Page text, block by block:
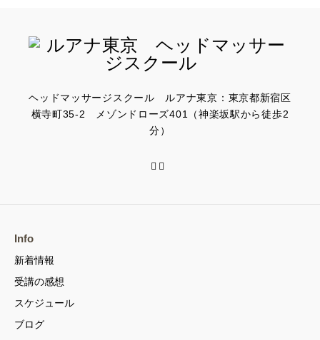
ヘッドマッサージスクール ルアナ東京：東京都新宿区
横寺町35-2 メゾンドローズ401（神楽坂駅から徒歩2
分）
Info
新着情報
受講の感想
スケジュール
ブログ